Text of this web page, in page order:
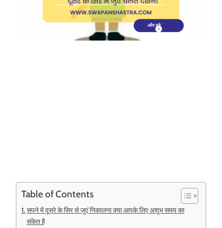
Table of Contents
सपने में दूसरे के सिर से जुएं निकालना क्या आपके लिए अशुभ समय का
संकेत है